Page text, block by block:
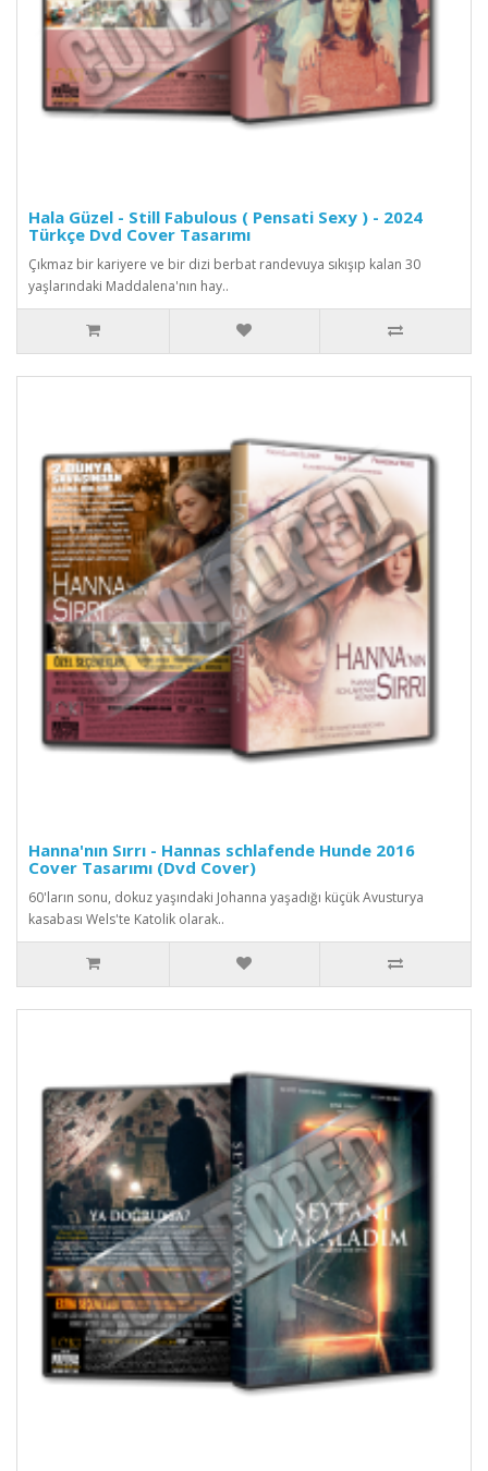
Hala Güzel - Still Fabulous ( Pensati Sexy ) - 2024
Türkçe Dvd Cover Tasarımı
Çıkmaz bir kariyere ve bir dizi berbat randevuya sıkışıp kalan 30
yaşlarındaki Maddalena'nın hay..
Hanna'nın Sırrı - Hannas schlafende Hunde 2016
Cover Tasarımı (Dvd Cover)
60'ların sonu, dokuz yaşındaki Johanna yaşadığı küçük Avusturya
kasabası Wels'te Katolik olarak..